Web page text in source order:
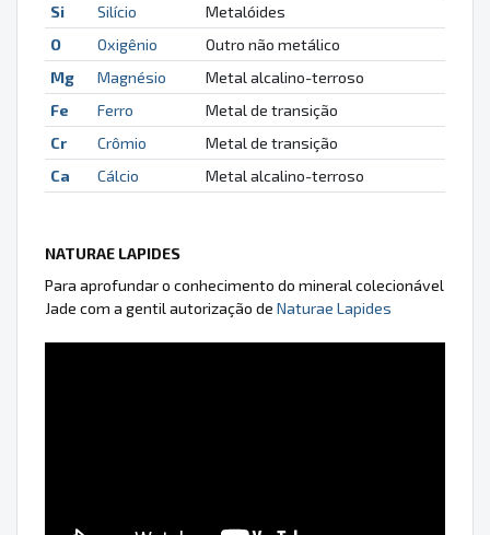
Si Silício
Metalóides
O
Oxigênio
Outro não metálico
Mg
Magnésio
Metal alcalino-terroso
Fe
Ferro
Metal de transição
Cr
Crômio
Metal de transição
Ca
Cálcio Metal alcalino-terroso
NATURAE LAPIDES
Para aprofundar o conhecimento do mineral colecionável
Jade com a gentil autorização de Naturae Lapides